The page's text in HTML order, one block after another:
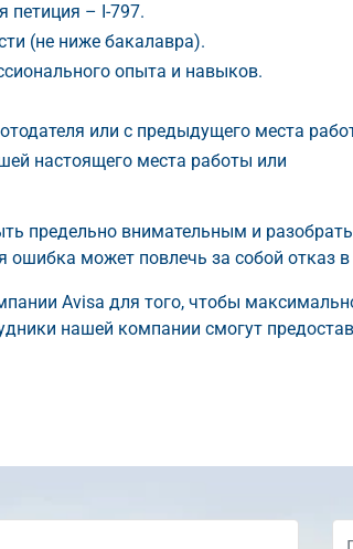
петиция – I-797.
(не ниже бакалавра).
опыта и навыков.
или с предыдущего места
настоящего места работы или
предельно внимательным и
может повлечь за собой отказ в
Avisa для того, чтобы
нашей компании смогут